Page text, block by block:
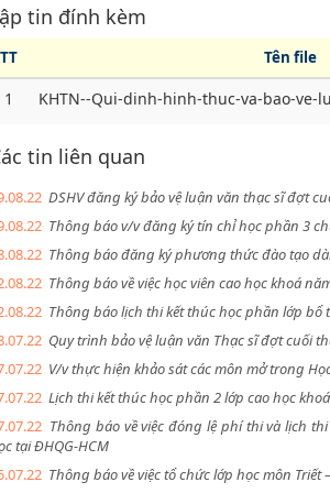
tin đính kèm
TT Tên file
1 KHTN--Qui-dinh-hinh-thuc-va-bao-ve-
tin liên quan
DSHV đăng ký bảo vệ luận văn thạc sĩ đợt
Thông báo v/v đăng ký tín chỉ học phần 3
Thông báo đăng ký phương thức đào tạo
Thông báo về việc học viên cao học khoá
Thông báo lịch thi kết thúc học phần lớp
Quy trình bảo vệ luận văn Thạc sĩ đợt cuối
V/v thực hiện khảo sát các môn mở trong
Lịch thi kết thúc học phần 2 lớp cao học
Thông báo về việc đóng lệ phí thi và lịch
tại ĐHQG-HCM
Thông báo về việc tổ chức lớp học môn Triết